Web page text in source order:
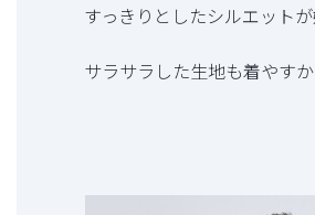
すっきりとしたシルエットが
サラサラした生地も着やすか